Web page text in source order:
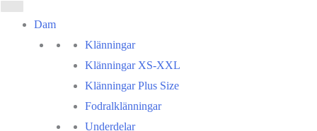
Dam
Klänningar
Klänningar XS-XXL
Klänningar Plus Size
Fodralklänningar
Underdelar